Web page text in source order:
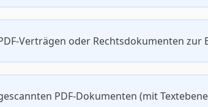
Verträgen oder Rechtsdokumenten
PDF-Dokumenten (mit